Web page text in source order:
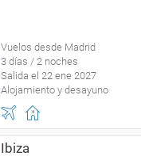
Vuelos desde Madrid
3 días / 2 noches
Salida el 22 ene 2027
Alojamiento y desayuno
Ibiza